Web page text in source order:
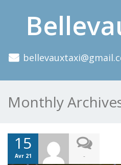
Monthly
15
Avr 21 -